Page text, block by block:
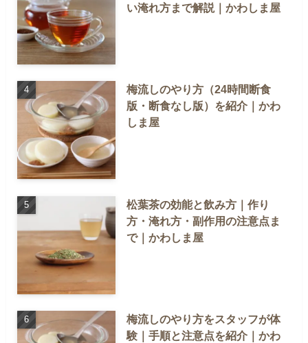
い淹れ方まで解説｜かわしま屋
梅流しのやり方（24時間断食
版・断食なし版）を紹介｜かわ
しま屋
松葉茶の効能と飲み方｜作り
方・淹れ方・副作用の注意点ま
で｜かわしま屋
梅流しのやり方をスタッフが体
験｜手順と注意点を紹介｜かわ